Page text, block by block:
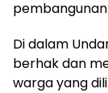
Di dalam
berhak dan
warga yang